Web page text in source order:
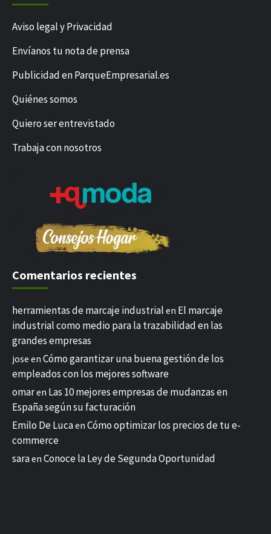
Aviso legal y Privacidad
Envíanos tu nota de prensa
Publicidad en ParqueEmpresarial.es
Quiénes somos
Quiero ser entrevistado
Trabaja con nosotros
Comentarios recientes
herramientas de marcaje industrial en El marcaje
industrial como medio para la trazabilidad en las
grandes empresas
jose en Cómo garantizar una buena gestión de los
empleados con los mejores software
omaren Las 10 mejores empresas de mudanzas en
España según su facturación
Emilo De Lucaen Cómo optimizar los precios de tu e-
commerce
saraen Conoce la Ley de Segunda Oportunidad